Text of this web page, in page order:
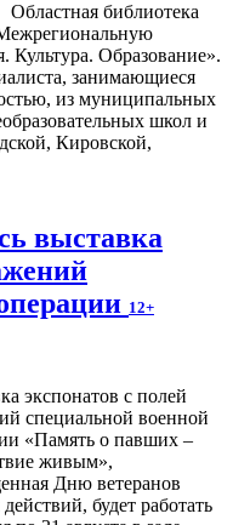
Областная библиотека
Культура. Образование».
занимающиеся
из муниципальных
школ и
Кировской,
выставка
12+
экспонатов с полей
специальной военной
«Память о павших –
живым»,
Дню ветеранов
будет работать